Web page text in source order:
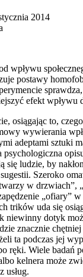
2014
wpływu
postawy
efekt wpływu
osiągając to,
wywierania
adeptami sztuki
psychologiczna
się ludzie, by
Szeroko
w drzwiach”,
„ofiary”
trików uda się
niewinny dotyk
znacznie chętniej
ta podczas jej
ręki. Wiele badań
kelnera może
usług.